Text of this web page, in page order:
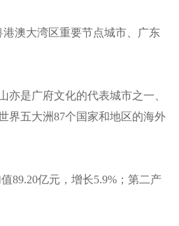
澳大湾区重要节点城市、广东
是广府文化的代表城市之一、
界五大洲87个国家和地区的海外
89.20亿元，增长5.9%；第二产